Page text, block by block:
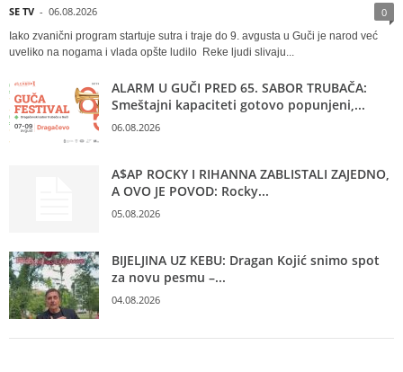
SE TV - 06.08.2026 0
Iako zvanični program startuje sutra i traje do 9. avgusta u Guči je narod već
uveliko na nogama i vlada opšte ludilo Reke ljudi slivaju...
ALARM U GUČI PRED 65. SABOR TRUBAČA:
Smeštajni kapaciteti gotovo popunjeni,...
06.08.2026
A$AP ROCKY I RIHANNA ZABLISTALI ZAJEDNO,
A OVO JE POVOD: Rocky...
05.08.2026
BIJELJINA UZ KEBU: Dragan Kojić snimo spot
za novu pesmu –...
04.08.2026